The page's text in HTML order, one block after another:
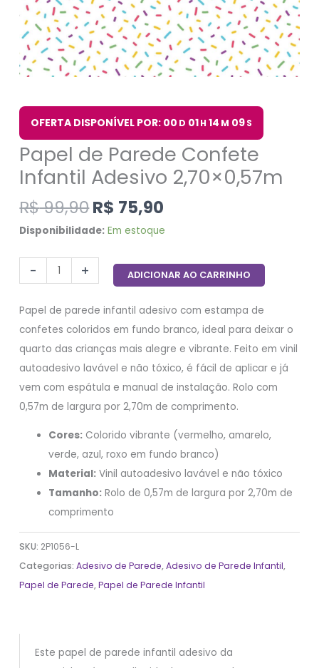
OFERTA DISPONÍVEL POR: 00 D 01H 14 M 08S
Papel de Parede Confete
Infantil Adesivo 2,70×0,57m
R$99,90R$ 75,90
Disponibilidade: Em estoque
- + ADICIONAR AO CARRINHO
Papel de parede infantil adesivo com estampa de
confetes coloridos em fundo branco, ideal para deixar o
quarto das crianças mais alegre e vibrante. Feito em vinil
autoadesivo lavável e não tóxico, é fácil de aplicar e já
vem com espátula e manual de instalação. Rolo com
0,57m de largura por 2,70m de comprimento.
Cores: Colorido vibrante (vermelho, amarelo,
verde, azul, roxo em fundo branco)
Material: Vinil autoadesivo lavável e não tóxico
Tamanho: Rolo de 0,57m de largura por 2,70m de
comprimento
SKU: 2P1056-L
Categorias:Adesivo de Parede,Adesivo de Parede Infantil,
Papel de Parede,Papel de Parede Infantil
Este papel de parede infantil adesivo da